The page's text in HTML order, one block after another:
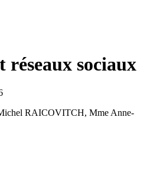
sociaux
RAICOVITCH, Mme Anne-